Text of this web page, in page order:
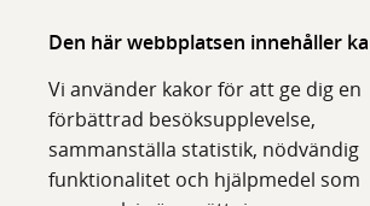
Den här webbplatsen innehåller
Vi använder kakor för att ge dig en
förbättrad besöksupplevelse,
sammanställa statistik, nödvändig
funktionalitet och hjälpmedel som
Om karolinska.se
Tillgänglighet
Om cookies